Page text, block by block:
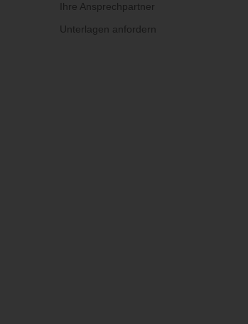
Ihre Ansprechpartner
Unterlagen anfordern